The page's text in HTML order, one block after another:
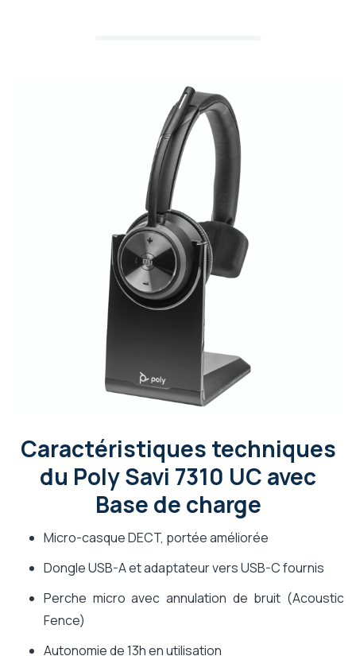
Caractéristiques techniques
du Poly Savi 7310 UC avec
Base de charge
Micro-casque DECT, portée améliorée
Dongle USB-A et adaptateur vers USB-C fournis
Perche micro avec annulation de bruit (Acoustic
Fence)
Autonomie de 13h en utilisation